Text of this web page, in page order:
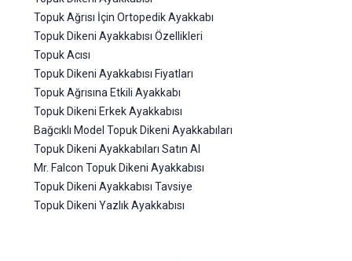
Topuk Ağrısı İçin Ortopedik Ayakkabı
Topuk Dikeni Ayakkabısı Özellikleri
Topuk Acısı
Topuk Dikeni Ayakkabısı Fiyatları
Topuk Ağrısına Etkili Ayakkabı
Topuk Dikeni Erkek Ayakkabısı
Bağcıklı Model Topuk Dikeni Ayakkabıları
Topuk Dikeni Ayakkabıları Satın Al
Mr. Falcon Topuk Dikeni Ayakkabısı
Topuk Dikeni Ayakkabısı Tavsiye
Topuk Dikeni Yazlık Ayakkabısı